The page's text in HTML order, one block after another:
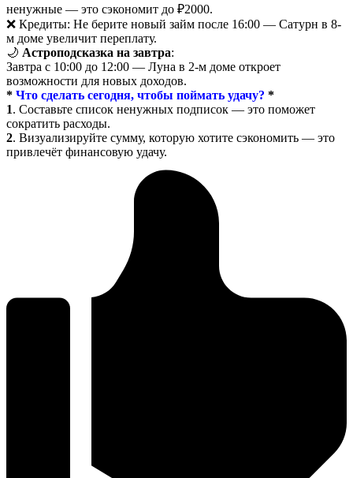
ненужные — это сэкономит до ₽2000.
❌ Кредиты: Не берите новый займ после 16:00 — Сатурн в 8-
м доме увеличит переплату.
🌙 Астроподсказка на завтра:
Завтра с 10:00 до 12:00 — Луна в 2-м доме откроет
возможности для новых доходов.
* Что сделать сегодня, чтобы поймать удачу? *
1. Составьте список ненужных подписок — это поможет
сократить расходы.
2. Визуализируйте сумму, которую хотите сэкономить — это
привлечёт финансовую удачу.